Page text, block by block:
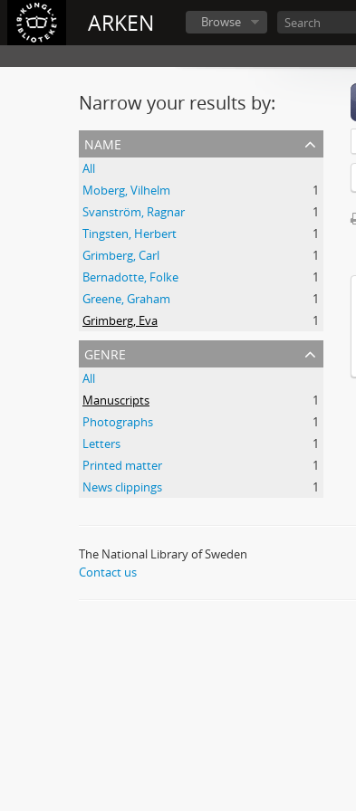
ARKEN Browse
Narrow your results by:
name
All
Moberg, Vilhelm
1
Svanström, Ragnar
1
Tingsten, Herbert
1
Grimberg, Carl
1
Bernadotte, Folke
1
Greene, Graham
1
Grimberg, Eva
1
genre
All
Manuscripts
1
Photographs
1
Letters
1
Printed matter
1
News clippings
1
The National Library of Sweden
Contact us